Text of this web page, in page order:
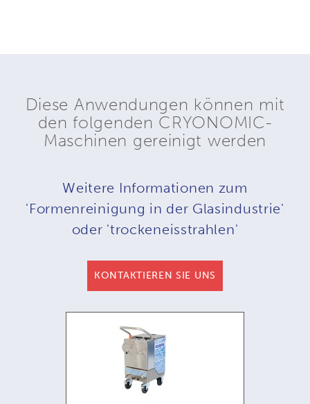
Diese Anwendungen können mit
den folgenden CRYONOMIC-
Maschinen gereinigt werden
Weitere Informationen zum
'Formenreinigung in der Glasindustrie'
oder 'trockeneisstrahlen'
KONTAKTIEREN SIE UNS